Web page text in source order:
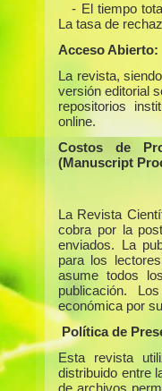
- El tiempo
La tasa de
Acceso Abierto:
La revista,
versión editorial
repositorios
online.
Costos de
(Manuscript
La Revista
cobra por la
enviados. La
para los
asume todos
publicación.
económica por
Política de
Esta revista
distribuido entre
de archivos